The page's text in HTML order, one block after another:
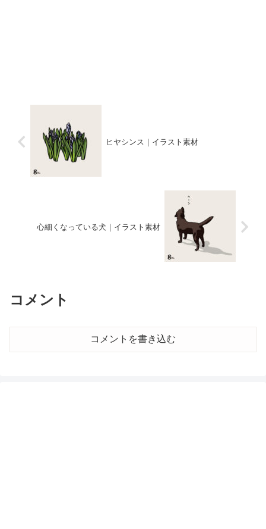
ヒヤシンス｜イラスト素材
心細くなっている犬｜イラスト素材
コメント
コメントを書き込む